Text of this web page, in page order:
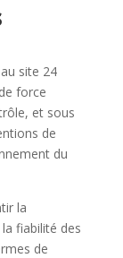
site 24
force
et sous
de
du
la
fiabilité des
de